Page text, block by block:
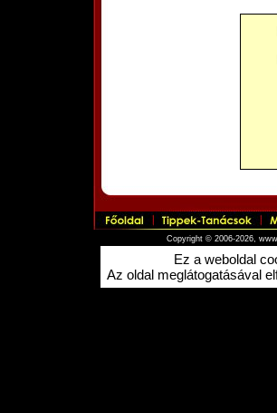
Copyright © 2006-2026,
Ez a weboldal
Az oldal meglátogatásával